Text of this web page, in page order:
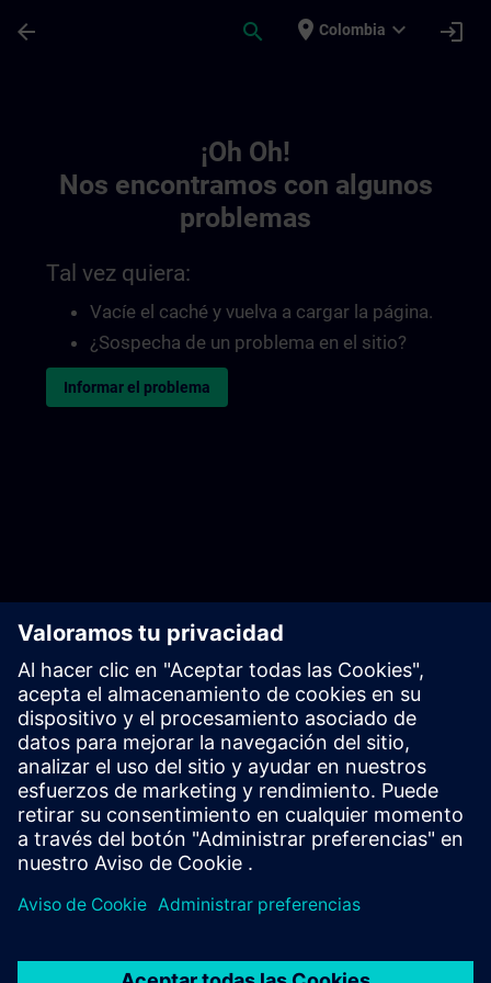
arrow_back search place Colombia expand_more login
¡Oh Oh!
Nos encontramos con algunos
problemas
Tal vez quiera:
Vacíe el caché y vuelva a cargar la página.
¿Sospecha de un problema en el sitio?
Informar el problema